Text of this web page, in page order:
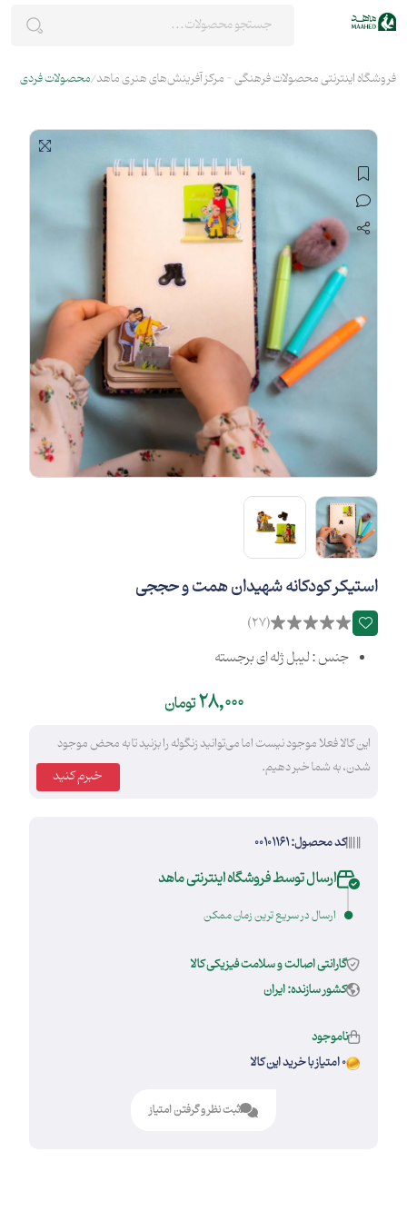
فروشگاه اینترنتی محصولات فرهنگی - مرکز آفرینش‌های هنری ماهد محصولات فردی
استیکر کودکانه شهیدان همت و حججی
(27)
جنس : لیبل ژله ای برجسته
28,000تومان
این کالا فعلا موجود نیست اما می‌توانید زنگوله را بزنید تا به محض موجود
شدن، به شما خبر دهیم.
کد محصول: 00101161
ارسال توسط فروشگاه اینترنتی ماهد
ارسال در سریع ترین زمان ممکن
گارانتی اصالت و سلامت فیزیکی کالا
کشور سازنده: ایران
ناموجود
0 امتیاز با خرید این کالا
ثبت نظر و گرفتن امتیاز